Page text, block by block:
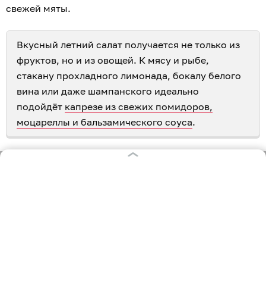
свежей мяты.
Вкусный летний салат получается не только из
фруктов, но и из овощей. К мясу и рыбе,
стакану прохладного лимонада, бокалу белого
вина или даже шампанского идеально
подойдёт капрезе из свежих помидоров,
моцареллы и бальзамического соуса.